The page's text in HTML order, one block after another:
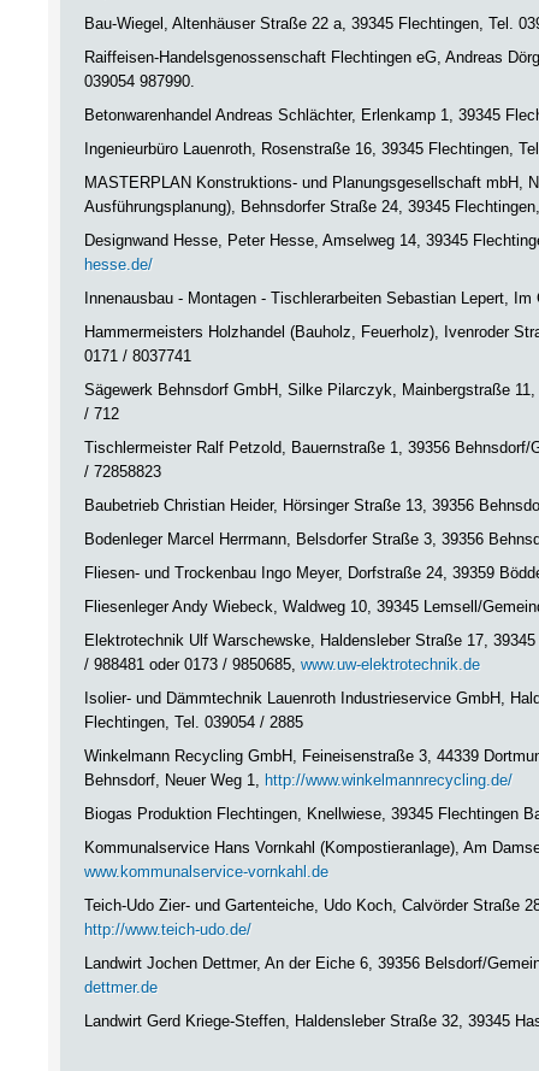
Bau-Wiegel, Altenhäuser Straße 22 a, 39345 Flechtingen, Tel.
Raiffeisen-Handelsgenossenschaft Flechtingen eG, Andreas
039054 987990.
Betonwarenhandel Andreas Schlächter, Erlenkamp 1, 39345
Ingenieurbüro Lauenroth, Rosenstraße 16, 39345 Flechtingen,
MASTERPLAN Konstruktions- und Planungsgesellschaft mbH,
Ausführungsplanung), Behnsdorfer Straße 24, 39345
Designwand Hesse, Peter Hesse, Amselweg 14, 39345
hesse.de/
Innenausbau - Montagen - Tischlerarbeiten Sebastian Lepert,
Hammermeisters Holzhandel (Bauholz, Feuerholz), Ivenroder
0171 / 8037741
Sägewerk Behnsdorf GmbH, Silke Pilarczyk, Mainbergstraße
/ 712
Tischlermeister Ralf Petzold, Bauernstraße 1, 39356 Behnsdorf/
/ 72858823
Baubetrieb Christian Heider, Hörsinger Straße 13, 39356
Bodenleger Marcel Herrmann, Belsdorfer Straße 3, 39356
Fliesen- und Trockenbau Ingo Meyer, Dorfstraße 24, 39359
Fliesenleger Andy Wiebeck, Waldweg 10, 39345 Lemsell/
Elektrotechnik Ulf Warschewske, Haldensleber Straße 17,
/ 988481 oder 0173 / 9850685, www.uw-elektrotechnik.de
Isolier- und Dämmtechnik Lauenroth Industrieservice GmbH,
Flechtingen, Tel. 039054 / 2885
Winkelmann Recycling GmbH, Feineisenstraße 3, 44339
Behnsdorf, Neuer Weg 1, http://www.winkelmannrecycling.de/
Biogas Produktion Flechtingen, Knellwiese, 39345 Flechtingen
Kommunalservice Hans Vornkahl (Kompostieranlage), Am
www.kommunalservice-vornkahl.de
Teich-Udo Zier- und Gartenteiche, Udo Koch, Calvörder Straße
http://www.teich-udo.de/
Landwirt Jochen Dettmer, An der Eiche 6, 39356 Belsdorf/
dettmer.de
Landwirt Gerd Kriege-Steffen, Haldensleber Straße 32, 39345